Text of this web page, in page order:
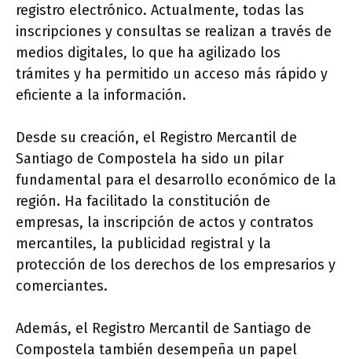
registro electrónico. Actualmente, todas las
inscripciones y consultas se realizan a través de
medios digitales, lo que ha agilizado los
trámites y ha permitido un acceso más rápido y
eficiente a la información.
Desde su creación, el Registro Mercantil de
Santiago de Compostela ha sido un pilar
fundamental para el desarrollo económico de la
región. Ha facilitado la constitución de
empresas, la inscripción de actos y contratos
mercantiles, la publicidad registral y la
protección de los derechos de los empresarios y
comerciantes.
Además, el Registro Mercantil de Santiago de
Compostela también desempeña un papel